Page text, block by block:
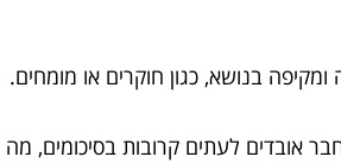
בנושא, כגון חוקרים או מומחים.
אובדים לעתים קרובות בסיכומים,